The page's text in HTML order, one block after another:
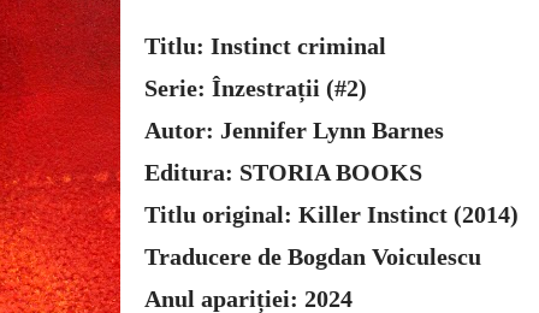
Titlu: Instinct criminal
Serie: Înzestrații (#2)
Autor: Jennifer Lynn Barnes
Editura: STORIA BOOKS
Titlu original: Killer Instinct (2014)
Traducere de Bogdan Voiculescu
Anul apariției: 2024